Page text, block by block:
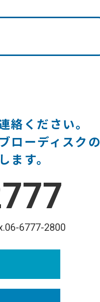
絡ください。
ローディスクの
す。
6777-2800